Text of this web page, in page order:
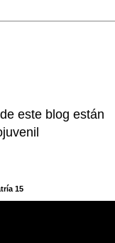
este blog están
15